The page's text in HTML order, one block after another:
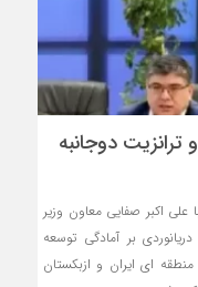
دوجانبه
علی اکبر صفایی معاون وزیر
بر آمادگی توسعه
ای ایران و ازبکستان